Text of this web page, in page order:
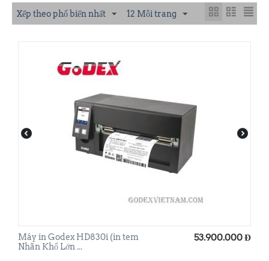
Xếp theo phổ biến nhất 12 Mỗi trang
Máy in Godex HD830i (in tem
Nhãn Khổ Lớn ...
53.900.000Đ